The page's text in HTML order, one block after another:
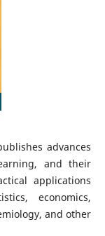
advances
and their
applications
economics,
and other